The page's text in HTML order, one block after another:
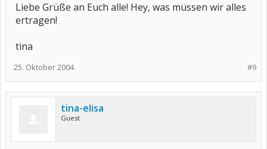
Liebe Grüße an Euch alle! Hey, was müssen wir alles
ertragen!
tina
#9
25. Oktober 2004
tina-elisa
Guest